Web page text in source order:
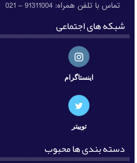
تماس با تلفن همراه: 91311004 – 021
شبکه های اجتماعی
اینستاگرام
توییتر
دسته بندی ها محبوب